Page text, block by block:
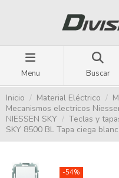
Menu Buscar
Inicio Material Eléctrico
Mecanismos electricos
NIESSEN SKY
Teclas y
SKY 8500 BL Tapa ciega
-54%